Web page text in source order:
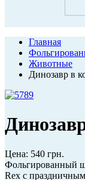
Главная
Животные
Динозавр в
Цена: 540 грн.
Фольгированный
Rex с